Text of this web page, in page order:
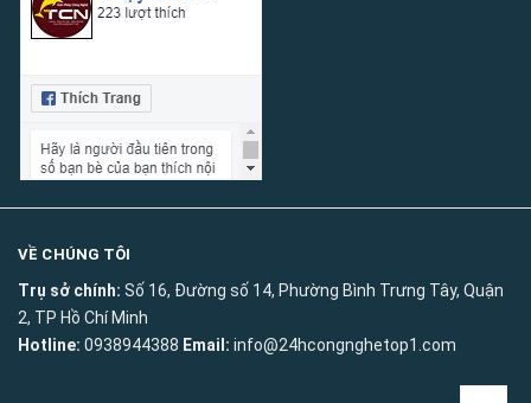
VỀ CHÚNG TÔI
Trụ sở chính: Số 16, Đường số 14, Phường Bình Trưng Tây, Quận
2, TP Hồ Chí Minh
Hotline: 0938944388 Email: info@24hcongnghetop1.com